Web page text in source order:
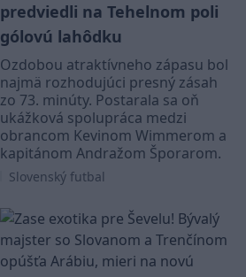
predviedli na Tehelnom poli
gólovú lahôdku
Ozdobou atraktívneho zápasu bol
najmä rozhodujúci presný zásah
zo 73. minúty. Postarala sa oň
ukážková spolupráca medzi
obrancom Kevinom Wimmerom a
kapitánom Andražom Šporarom.
Slovenský futbal